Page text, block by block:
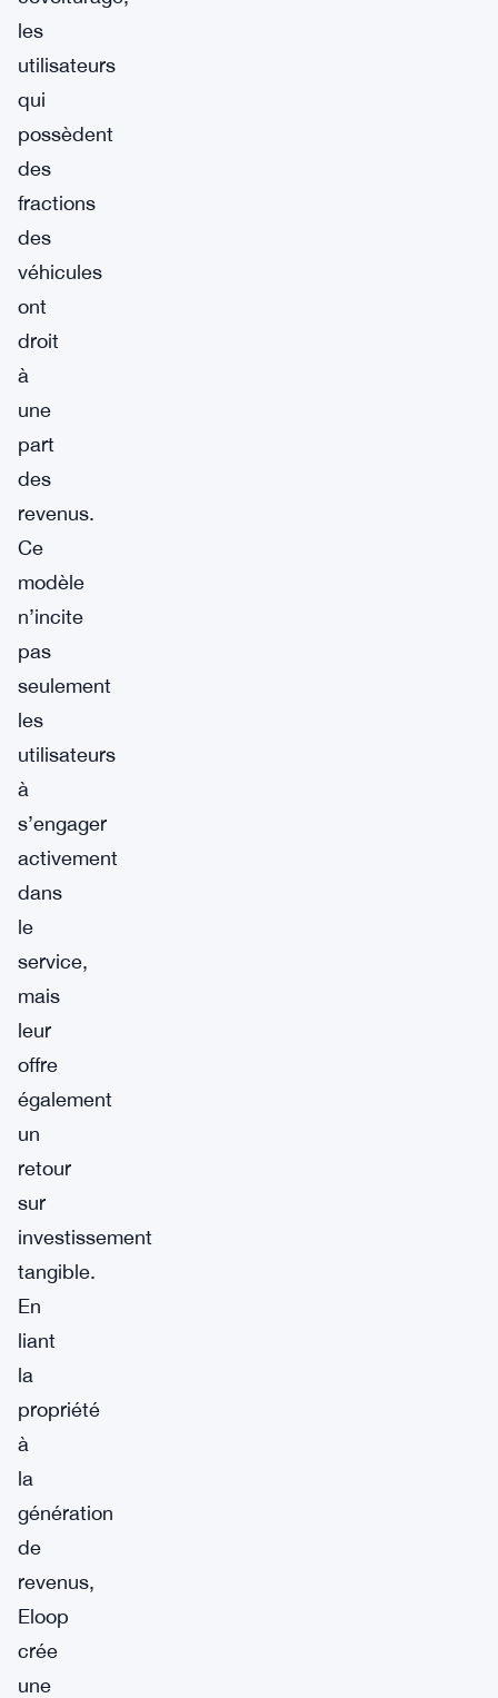
les
utilisateurs
qui
possèdent
des
fractions
des
véhicules
ont
droit
à
une
part
des
revenus.
Ce
modèle
n’incite
pas
seulement
les
utilisateurs
à
s’engager
activement
dans
le
service,
mais
leur
offre
également
un
retour
sur
investissement
tangible.
En
liant
la
propriété
à
la
génération
de
revenus,
Eloop
crée
une